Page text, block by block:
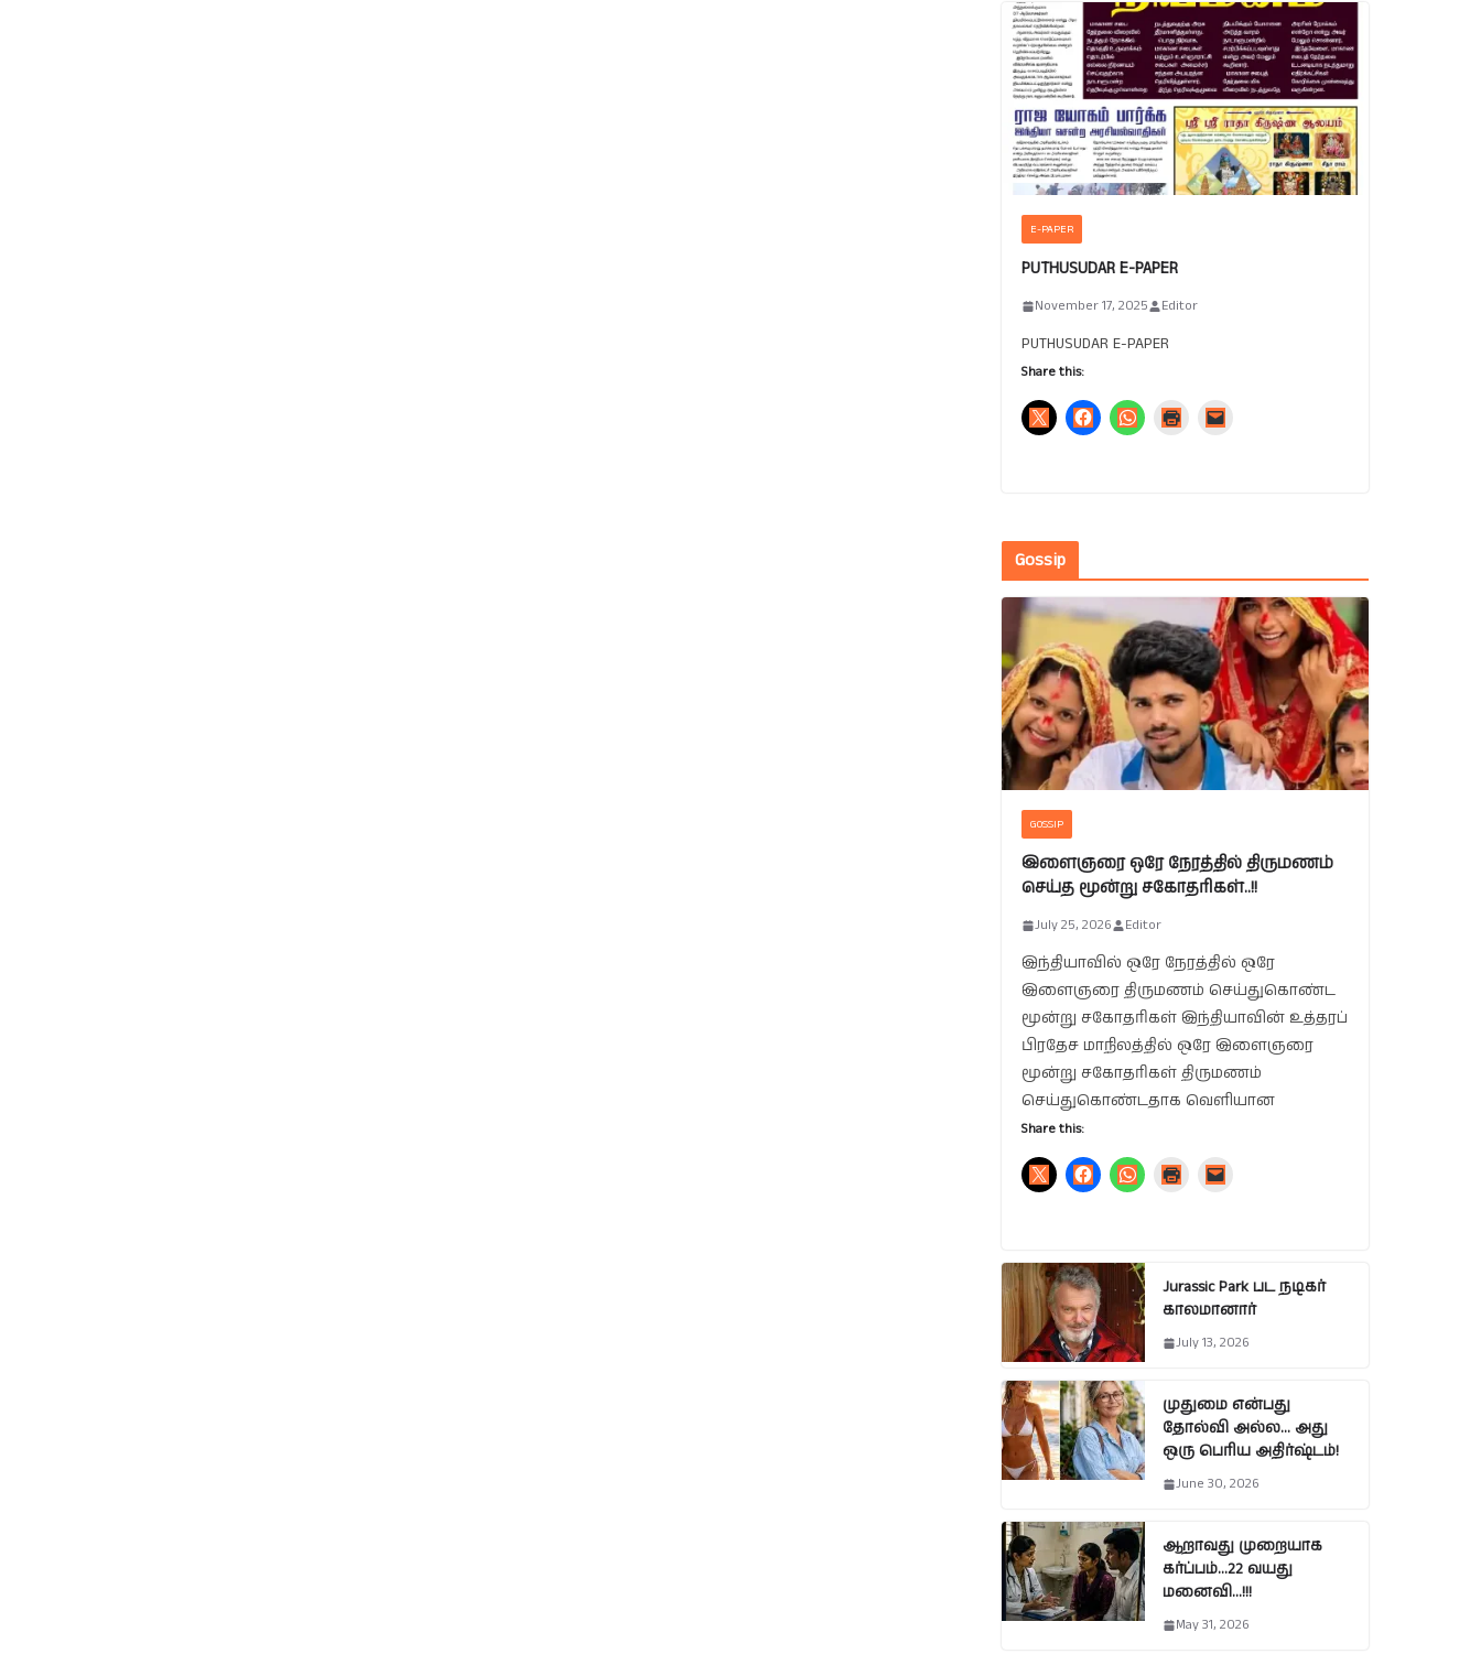
E-PAPER
PUTHUSUDAR E-PAPER
November 17, 2025 Editor
PUTHUSUDAR E-PAPER
Share this:
Gossip
GOSSIP
இளைஞரை ஒரே நேரத்தில் திருமணம்
செய்த மூன்று சகோதரிகள்..!!
July 25, 2026 Editor
இந்தியாவில் ஒரே நேரத்தில் ஒரே
இளைஞரை திருமணம் செய்துகொண்ட
மூன்று சகோதரிகள் இந்தியாவின் உத்தரப்
பிரதேச மாநிலத்தில் ஒரே இளைஞரை
மூன்று சகோதரிகள் திருமணம்
செய்துகொண்டதாக வெளியான
Share this:
Jurassic Park பட நடிகர்
காலமானார்
July 13, 2026
முதுமை என்பது
தோல்வி அல்ல… அது
ஒரு பெரிய அதிர்ஷ்டம்!
June 30, 2026
ஆறாவது முறையாக
கர்ப்பம்…22 வயது
மனைவி…!!!
May 31, 2026